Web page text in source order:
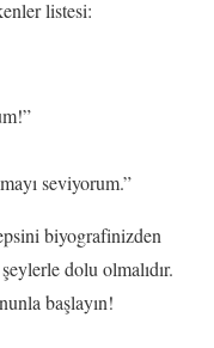
listesi:
seviyorum.”
biyografinizden
dolu olmalıdır.
başlayın!